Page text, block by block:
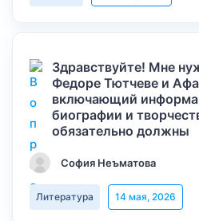
Здравствуйте! Мне
Федоре Тютчеве и
включающий
биографии и
обязательно должны
София Неъматова
Литература 14 мая, 2026